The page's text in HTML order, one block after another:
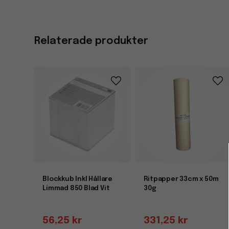
Relaterade produkter
Blockkub Inkl Hållare
Limmad 850 Blad Vit
56,25 kr
Ritpapper 33cm x 50m
30g
331,25 kr